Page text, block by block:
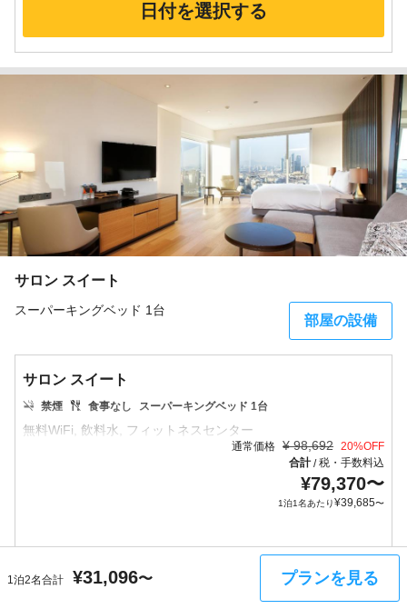
1泊2名合計 ¥31,096〜 プランを見る
日付を選択する
サロン スイート
スーパーキングベッド 1台
部屋の設備
サロン スイート
禁煙 食事なし スーパーキングベッド 1台
通常価格 ¥ 98,692 20%OFF
合計/税・手数料込
¥79,370〜
1泊1名あたり¥39,685〜
日付を選択する